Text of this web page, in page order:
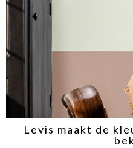
Levis maakt de